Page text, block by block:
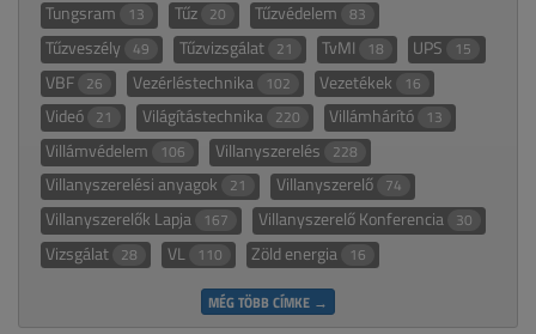
Tungsram 13 Tűz 20 Tűzvédelem 83
Tűzveszély 49 Tűzvizsgálat 21 TvMI 18 UPS 15
VBF 26 Vezérléstechnika 102 Vezetékek 16
Videó 21 Világítástechnika 220 Villámhárító 13
Villámvédelem 106 Villanyszerelés 228
Villanyszerelési anyagok 21 Villanyszerelő 74
Villanyszerelők Lapja 167 Villanyszerelő Konferencia 30
Vizsgálat 28 VL 110 Zöld energia 16
MÉG TÖBB CÍMKE →